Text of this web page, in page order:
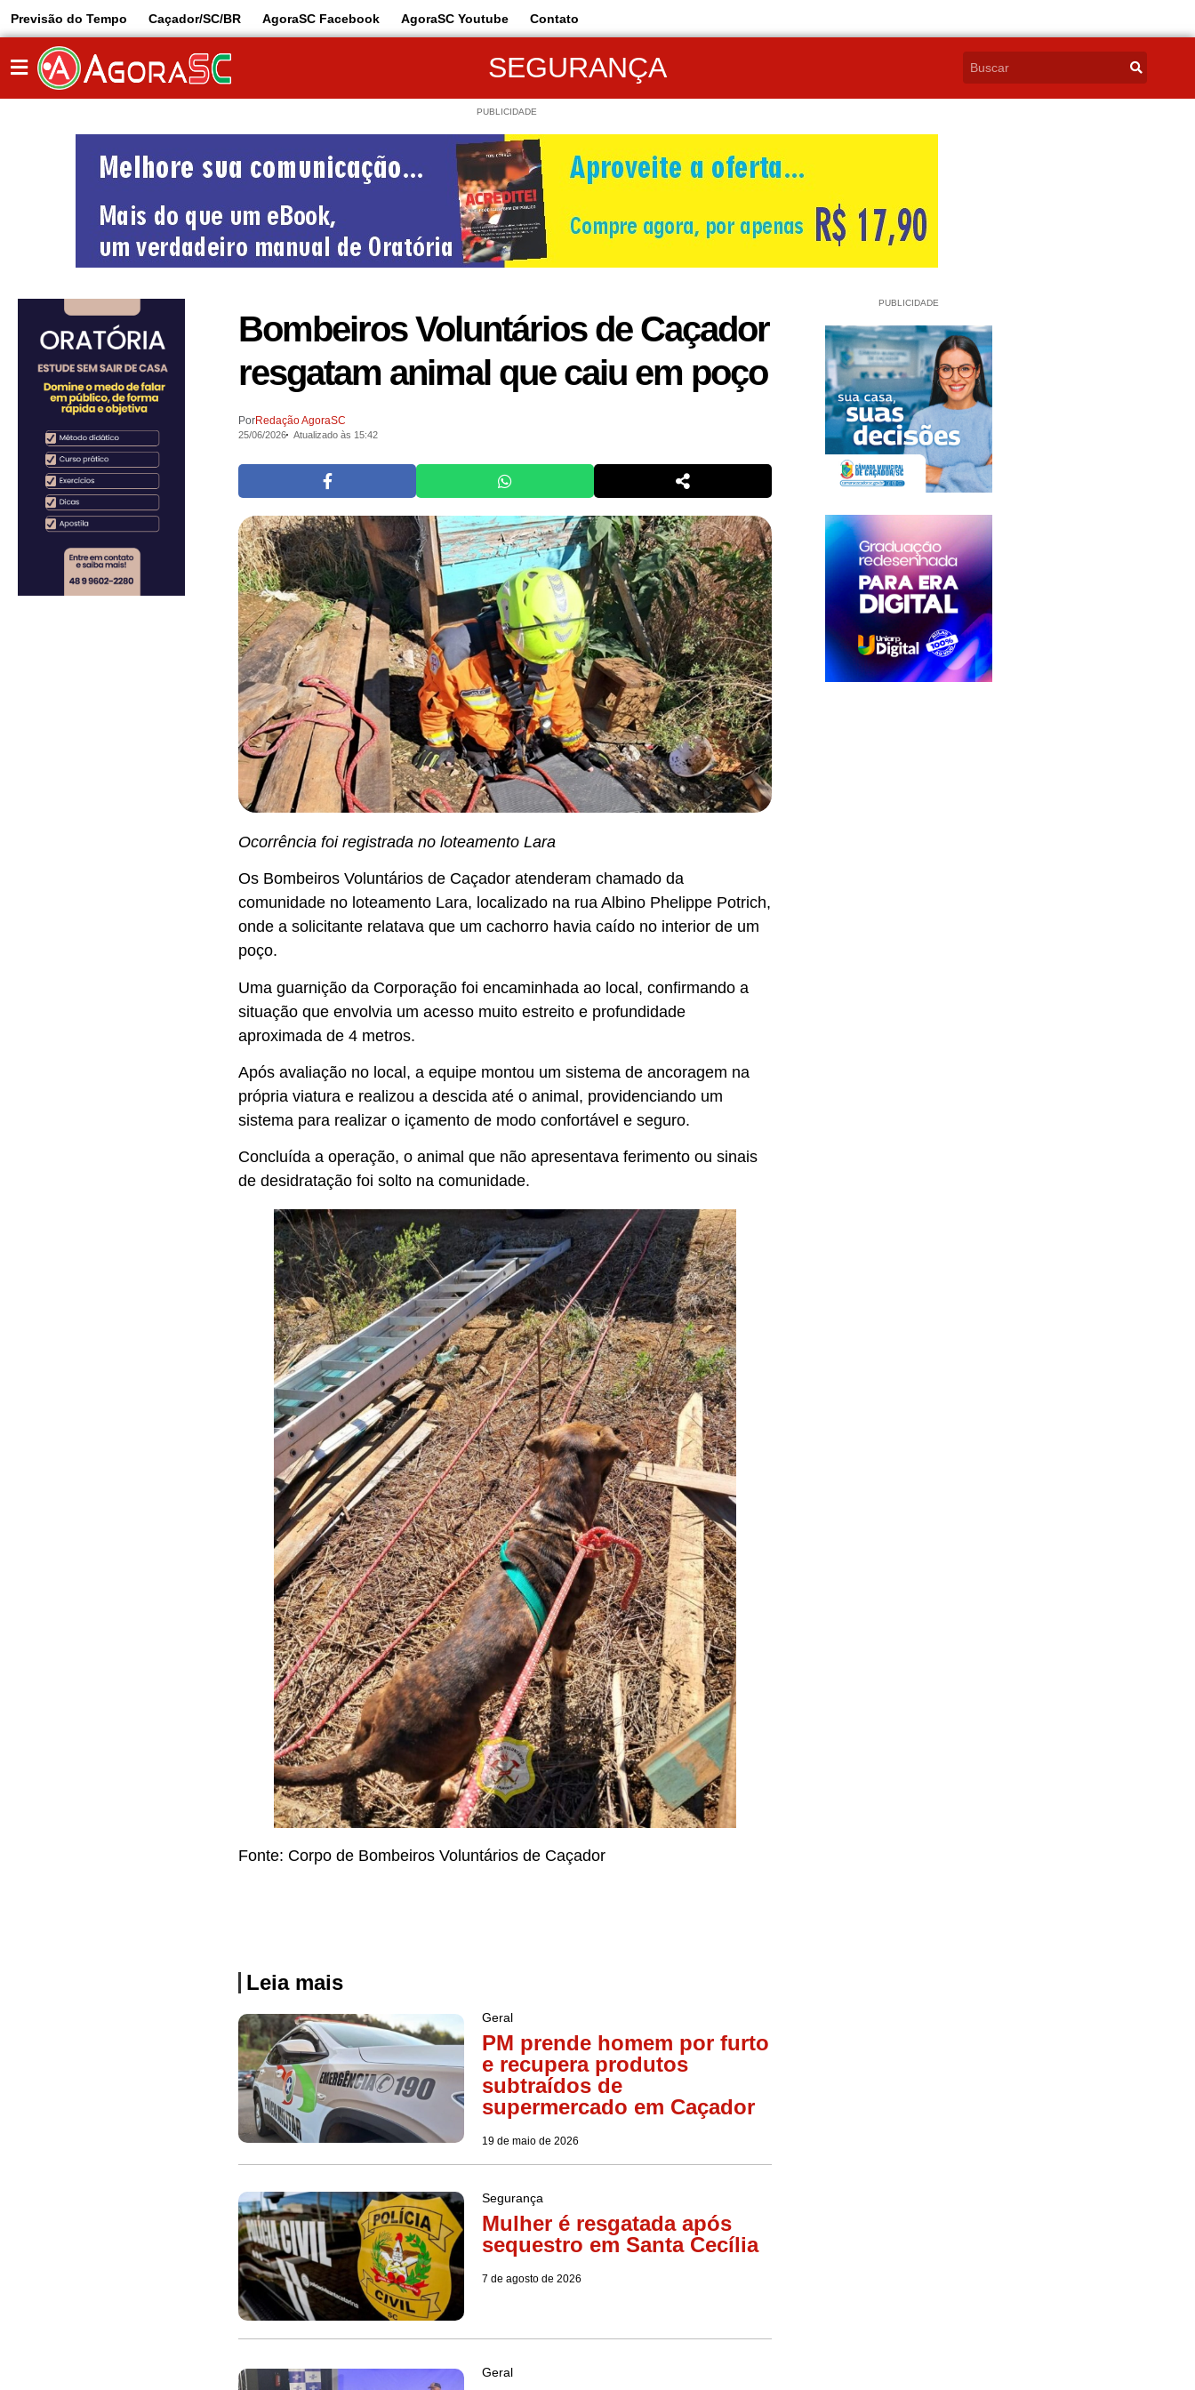
Previsão do Tempo Caçador/SC/BR AgoraSC Facebook AgoraSC Youtube Contato
SEGURANÇA
PUBLICIDADE
Bombeiros Voluntários de Caçador
resgatam animal que caiu em poço
PorRedação AgoraSC
25/06/2026 Atualizado às 15:42
Ocorrência foi registrada no loteamento Lara
Os Bombeiros Voluntários de Caçador atenderam chamado da
comunidade no loteamento Lara, localizado na rua Albino Phelippe Potrich,
onde a solicitante relatava que um cachorro havia caído no interior de um
poço.
Uma guarnição da Corporação foi encaminhada ao local, confirmando a
situação que envolvia um acesso muito estreito e profundidade
aproximada de 4 metros.
Após avaliação no local, a equipe montou um sistema de ancoragem na
própria viatura e realizou a descida até o animal, providenciando um
sistema para realizar o içamento de modo confortável e seguro.
Concluída a operação, o animal que não apresentava ferimento ou sinais
de desidratação foi solto na comunidade.
Fonte: Corpo de Bombeiros Voluntários de Caçador
Leia mais
Geral
PM prende homem por furto
e recupera produtos
subtraídos de
supermercado em Caçador
19 de maio de 2026
Segurança
Mulher é resgatada após
sequestro em Santa Cecília
7 de agosto de 2026
Geral
PUBLICIDADE